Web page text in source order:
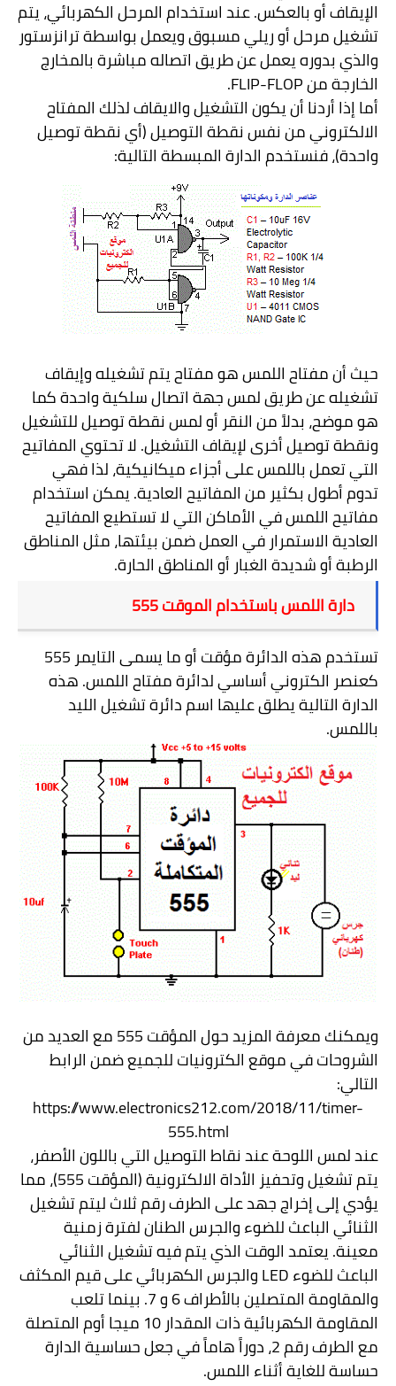
الإيقاف أو بالعكس. عند استخدام المرحل الكهربائي، يتم
تشغيل مرحل أو ريلي مسبوق ويعمل بواسطة ترانزستور
والذي بدوره يعمل عن طريق اتصاله مباشرة بالمخارج
الخارجة منFLIP-FLOP
.
أما إذا أردنا أن يكون التشغيل والايقاف لذلك المفتاح
الالكتروني من نفس نقطة التوصيل (أي نقطة توصيل
واحدة)، فنستخدم الدارة المبسطة التالية:
حيث أن مفتاح اللمس هو مفتاح يتم تشغيله وإيقاف
تشغيله عن طريق لمس جهة اتصال سلكية واحدة كما
هو موضح، بدلاً من النقر أو لمس نقطة توصيل للتشغيل
ونقطة توصيل أخرى لإيقاف التشغيل. لا تحتوي المفاتيح
التي تعمل باللمس على أجزاء ميكانيكية، لذا فهي
تدوم أطول بكثير من المفاتيح العادية. يمكن استخدام
مفاتيح اللمس في الأماكن التي لا تستطيع المفاتيح
العادية الاستمرار في العمل ضمن بيئتها، مثل المناطق
الرطبة أو شديدة الغبار أو المناطق الحارة.
دارة اللمس باستخدام الموقت 555
تستخدم هذه الدائرة مؤقت أو ما يسمى التايمر 555
كعنصر الكتروني أساسي لدائرة مفتاح اللمس. هذه
الدارة التالية يطلق عليها اسم دائرة تشغيل الليد
باللمس.
ويمكنك معرفة المزيد حول المؤقت 555 مع العديد من
الشروحات في موقع الكترونيات للجميع ضمن الرابط
التالي:
https://www.electronics212.com/2018/11/timer-
555.html
عند لمس اللوحة عند نقاط التوصيل التي باللون الأصفر،
يتم تشغيل وتحفيز الأداة الالكترونية (المؤقت 555)، مما
يؤدي إلى إخراج جهد على الطرف رقم ثلاث ليتم تشغيل
الثنائي الباعث للضوء والجرس الطنان لفترة زمنية
معينة. يعتمد الوقت الذي يتم فيه تشغيل الثنائي
الباعث للضوءLEDوالجرس الكهربائي على قيم المكثف
والمقاومة المتصلين بالأطراف 6 و 7. بينما تلعب
المقاومة الكهربائية ذات المقدار 10 ميجا أوم المتصلة
مع الطرف رقم 2، دوراً هاماً في جعل حساسية الدارة
حساسة للغاية أثناء اللمس.